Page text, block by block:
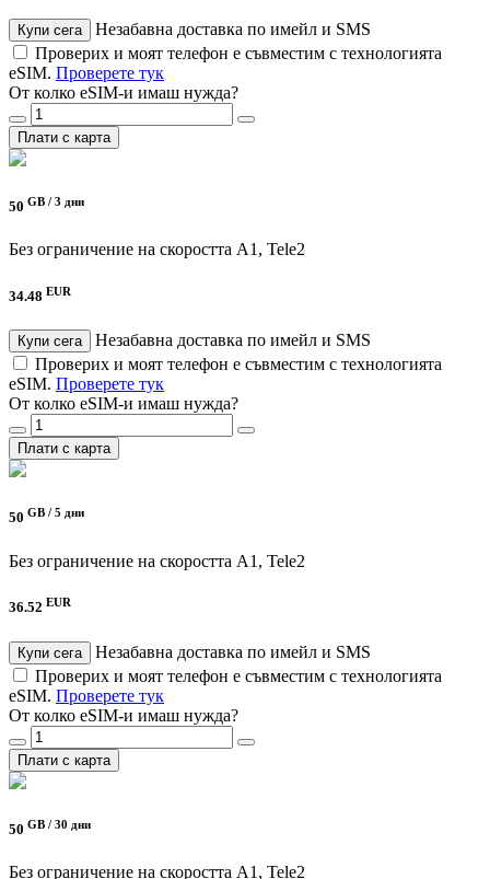
Купи сега
Незабавна доставка по имейл и SMS
Проверих и моят телефон е съвместим с технологията
eSIM. Проверете тук
От колко eSIM-и имаш нужда?
Плати с карта
50 GB / 3 дни
Без ограничение на скоростта A1, Tele2
34.48 EUR
Купи сега
Незабавна доставка по имейл и SMS
Проверих и моят телефон е съвместим с технологията
eSIM. Проверете тук
От колко eSIM-и имаш нужда?
Плати с карта
50 GB / 5 дни
Без ограничение на скоростта A1, Tele2
36.52 EUR
Купи сега
Незабавна доставка по имейл и SMS
Проверих и моят телефон е съвместим с технологията
eSIM. Проверете тук
От колко eSIM-и имаш нужда?
Плати с карта
50 GB / 30 дни
Без ограничение на скоростта A1, Tele2